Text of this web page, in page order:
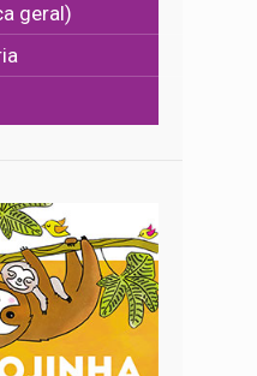
geral)